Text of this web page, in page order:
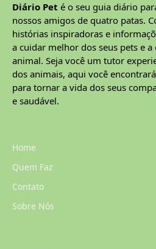
Diário Pet é o seu guia diário
nossos amigos de quatro patas.
histórias inspiradoras e
a cuidar melhor dos seus pets e
animal. Seja você um tutor
dos animais, aqui você
para tornar a vida dos seus
e saudável.
Home
Quem Faz
Contato
Sobre Nós